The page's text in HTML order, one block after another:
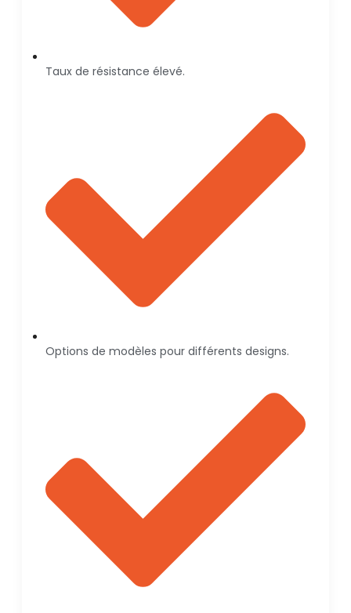
Taux de résistance élevé.
Options de modèles pour différents designs.